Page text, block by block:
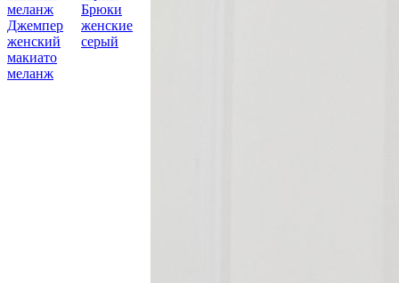
Джемпер
женский
макиато
меланж
Брюки
женские
серый